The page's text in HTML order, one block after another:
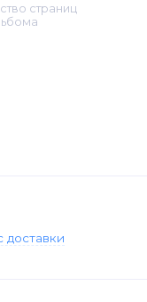
страниц
доставки